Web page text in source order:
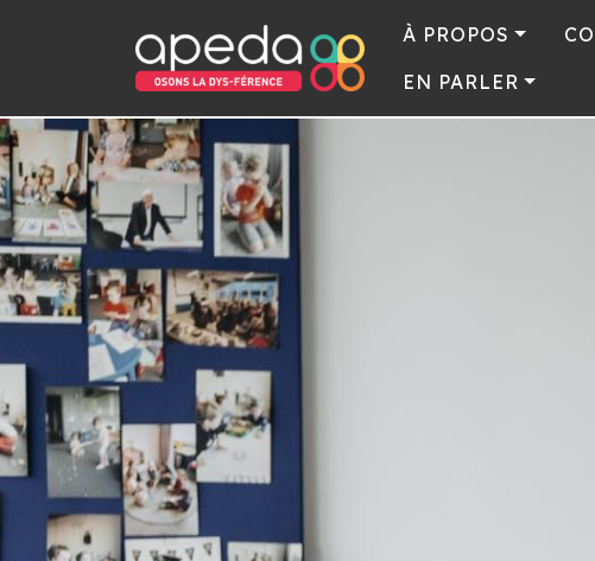
À PROPOS
EN PARLER